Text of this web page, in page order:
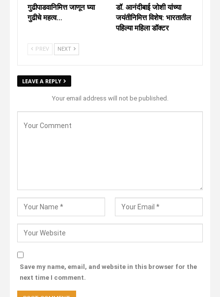
गुढीपाडवानिमित्त जाणून घ्या
गुढीचे महत्व…
डॉ. आनंदीबाई जोशी यांच्या
जयंतीनिमित्त विशेष: भारतातील
पहिल्या महिला डॉक्टर
PREV NEXT
LEAVE A REPLY
Your email address will not be published.
Save my name, email, and website in this browser for the
next time I comment.